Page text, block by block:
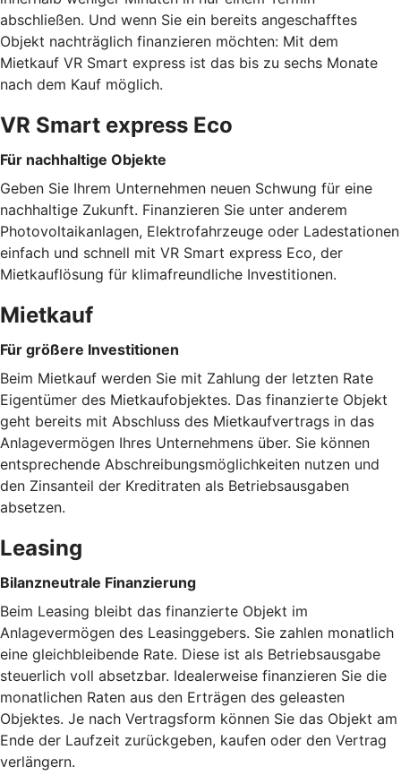
abschließen. Und wenn Sie ein bereits angeschafftes
Objekt nachträglich finanzieren möchten: Mit dem
Mietkauf VR Smart express ist das bis zu sechs Monate
nach dem Kauf möglich.
VR Smart express Eco
Für nachhaltige Objekte
Geben Sie Ihrem Unternehmen neuen Schwung für eine
nachhaltige Zukunft. Finanzieren Sie unter anderem
Photovoltaikanlagen, Elektrofahrzeuge oder Ladestationen
einfach und schnell mit VR Smart express Eco, der
Mietkauflösung für klimafreundliche Investitionen.
Mietkauf
Für größere Investitionen
Beim Mietkauf werden Sie mit Zahlung der letzten Rate
Eigentümer des Mietkaufobjektes. Das finanzierte Objekt
geht bereits mit Abschluss des Mietkaufvertrags in das
Anlagevermögen Ihres Unternehmens über. Sie können
entsprechende Abschreibungsmöglichkeiten nutzen und
den Zinsanteil der Kreditraten als Betriebsausgaben
absetzen.
Leasing
Bilanzneutrale Finanzierung
Beim Leasing bleibt das finanzierte Objekt im
Anlagevermögen des Leasinggebers. Sie zahlen monatlich
eine gleichbleibende Rate. Diese ist als Betriebsausgabe
steuerlich voll absetzbar. Idealerweise finanzieren Sie die
monatlichen Raten aus den Erträgen des geleasten
Objektes. Je nach Vertragsform können Sie das Objekt am
Ende der Laufzeit zurückgeben, kaufen oder den Vertrag
verlängern.